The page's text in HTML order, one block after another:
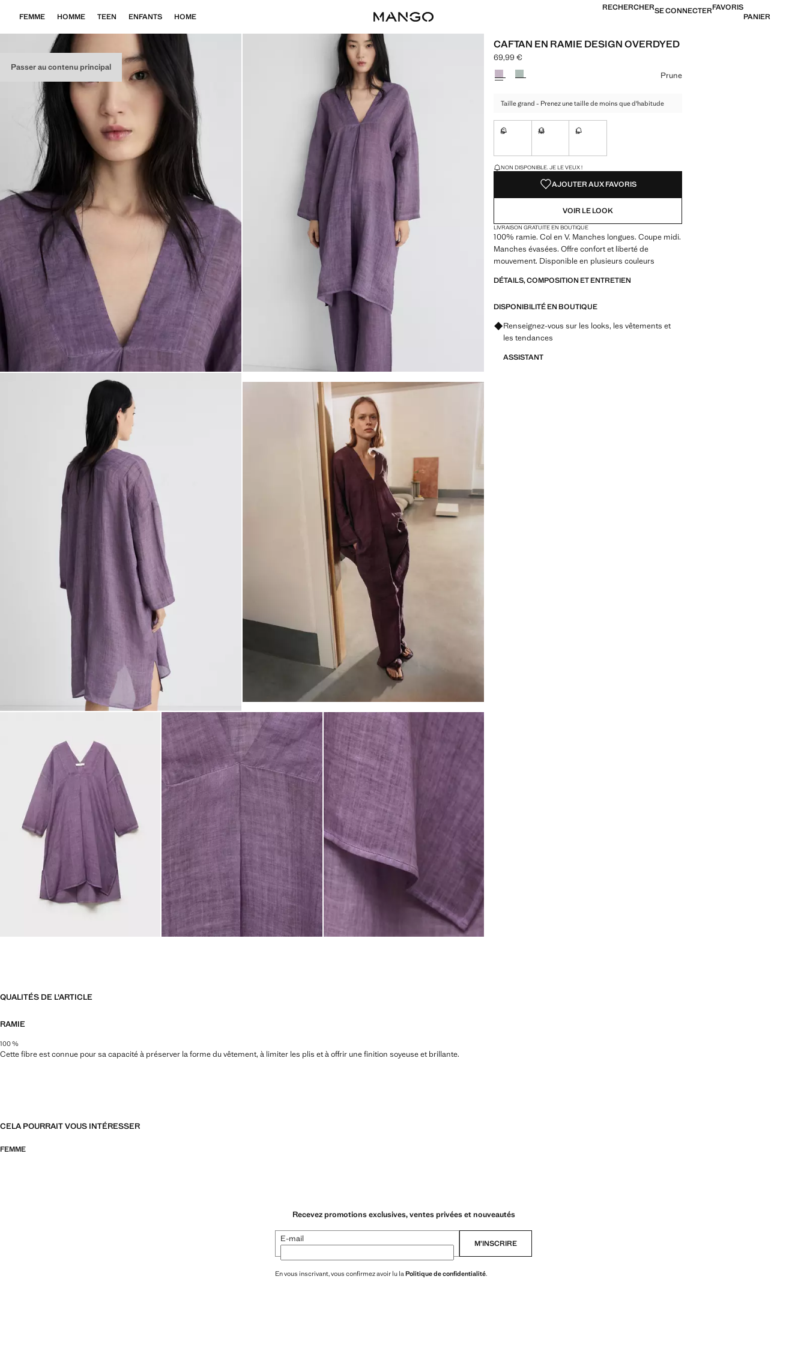
Passer au contenu principal
FEMME HOMME TEEN ENFANTS HOME
RECHERCHERSE CONNECTERFAVORIS
PANIER
CAFTAN EN RAMIE DESIGN OVERDYED
Prix actuel [69,99 € ]
69,99 €
Choisissez une couleur
Prune
Taille grand - Prenez une taille de moins que d'habitude
S M L
DERNIÈRES UNITÉS !
NON DISPONIBLE. JE LE VEUX !
AJOUTER AUX FAVORIS
VOIR LE LOOK
LIVRAISON GRATUITE EN BOUTIQUE
100% ramie. Col en V. Manches longues. Coupe midi.
Manches évasées. Offre confort et liberté de
mouvement. Disponible en plusieurs couleurs
DÉTAILS, COMPOSITION ET ENTRETIEN
DISPONIBILITÉ EN BOUTIQUE
Renseignez-vous sur les looks, les vêtements et
les tendances
ASSISTANT
QUALITÉS DE L'ARTICLE
RAMIE
100 %
Cette fibre est connue pour sa capacité à préserver la forme du vêtement, à limiter les plis et à offrir une finition soyeuse et brillante.
CELA POURRAIT VOUS INTÉRESSER
FEMME
Recevez promotions exclusives, ventes privées et nouveautés
E-mail M’INSCRIRE
En vous inscrivant, vous confirmez avoir lu la Politique de confidentialité.